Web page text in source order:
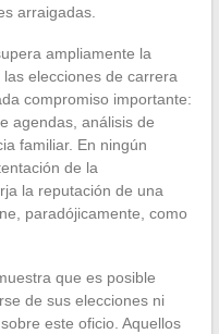
arraigadas.
ampliamente la
elecciones de carrera
compromiso importante:
agendas, análisis de
familiar. En ningún
de la
la reputación de una
paradójicamente, como
que es posible
de sus elecciones ni
este oficio. Aquellos